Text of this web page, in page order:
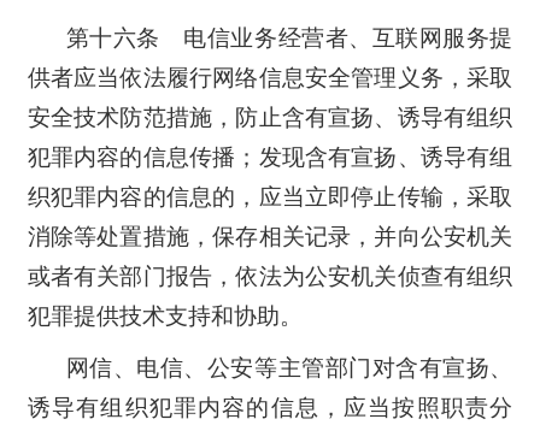
第十六条 电信业务经营者、互联网服务提
供者应当依法履行网络信息安全管理义务，采取
安全技术防范措施，防止含有宣扬、诱导有组织
犯罪内容的信息传播；发现含有宣扬、诱导有组
织犯罪内容的信息的，应当立即停止传输，采取
消除等处置措施，保存相关记录，并向公安机关
或者有关部门报告，依法为公安机关侦查有组织
犯罪提供技术支持和协助。
网信、电信、公安等主管部门对含有宣扬、
诱导有组织犯罪内容的信息，应当按照职责分